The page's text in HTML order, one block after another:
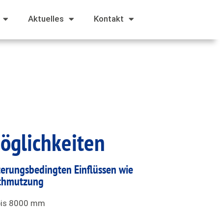
Aktuelles Kontakt
Einflüssen wie
8000 mm